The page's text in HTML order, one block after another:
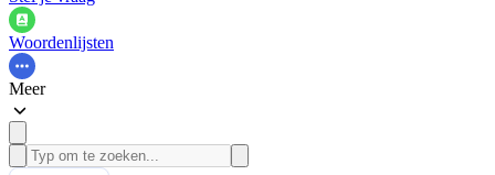
Woordenlijsten
Meer